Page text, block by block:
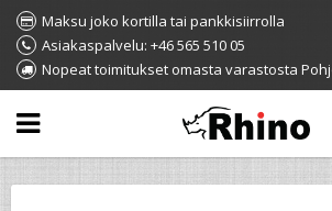
Maksu joko kortilla tai pankkisiirrolla
Asiakaspalvelu: +46 565 510 05
Nopeat toimitukset omasta varastosta